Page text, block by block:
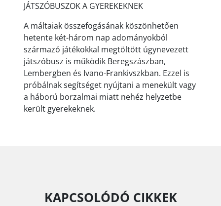
JÁTSZÓBUSZOK A GYEREKEKNEK
A máltaiak összefogásának köszönhetően
hetente két-három nap adományokból
származó játékokkal megtöltött úgynevezett
játszóbusz is működik Beregszászban,
Lembergben és Ivano-Frankivszkban. Ezzel is
próbálnak segítséget nyújtani a menekült vagy
a háború borzalmai miatt nehéz helyzetbe
került gyerekeknek.
KAPCSOLÓDÓ CIKKEK